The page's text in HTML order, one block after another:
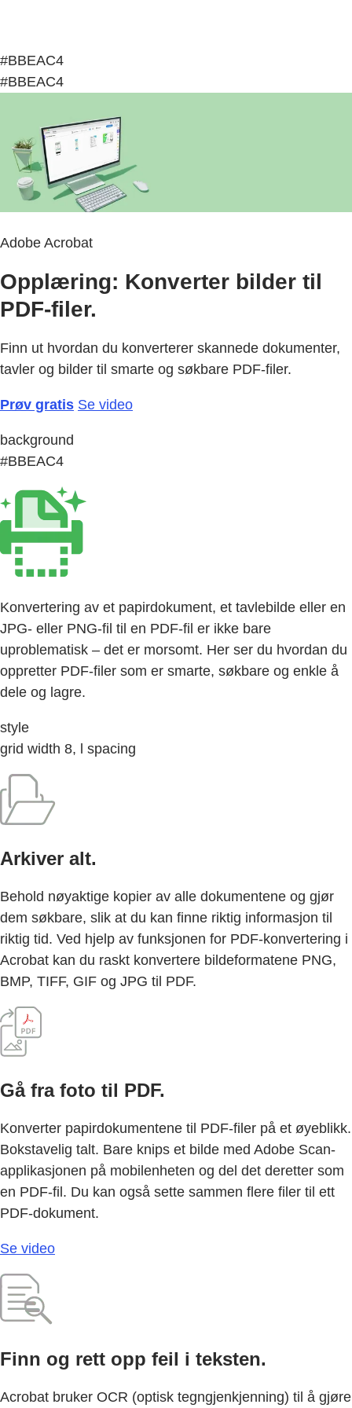
#BBEAC4
#BBEAC4
Adobe Acrobat
Opplæring: Konverter bilder til
PDF-filer.
Finn ut hvordan du konverterer skannede dokumenter,
tavler og bilder til smarte og søkbare PDF-filer.
Prøv gratis Se video
background
#BBEAC4
Konvertering av et papirdokument, et tavlebilde eller en
JPG- eller PNG-fil til en PDF-fil er ikke bare
uproblematisk – det er morsomt. Her ser du hvordan du
oppretter PDF-filer som er smarte, søkbare og enkle å
dele og lagre.
style
grid width 8, l spacing
Arkiver alt.
Behold nøyaktige kopier av alle dokumentene og gjør
dem søkbare, slik at du kan finne riktig informasjon til
riktig tid. Ved hjelp av funksjonen for PDF-konvertering i
Acrobat kan du raskt konvertere bildeformatene PNG,
BMP, TIFF, GIF og JPG til PDF.
Gå fra foto til PDF.
Konverter papirdokumentene til PDF-filer på et øyeblikk.
Bokstavelig talt. Bare knips et bilde med Adobe Scan-
applikasjonen på mobilenheten og del det deretter som
en PDF-fil. Du kan også sette sammen flere filer til ett
PDF-dokument.
Se video
Finn og rett opp feil i teksten.
Acrobat bruker OCR (optisk tegngjenkjenning) til å gjøre